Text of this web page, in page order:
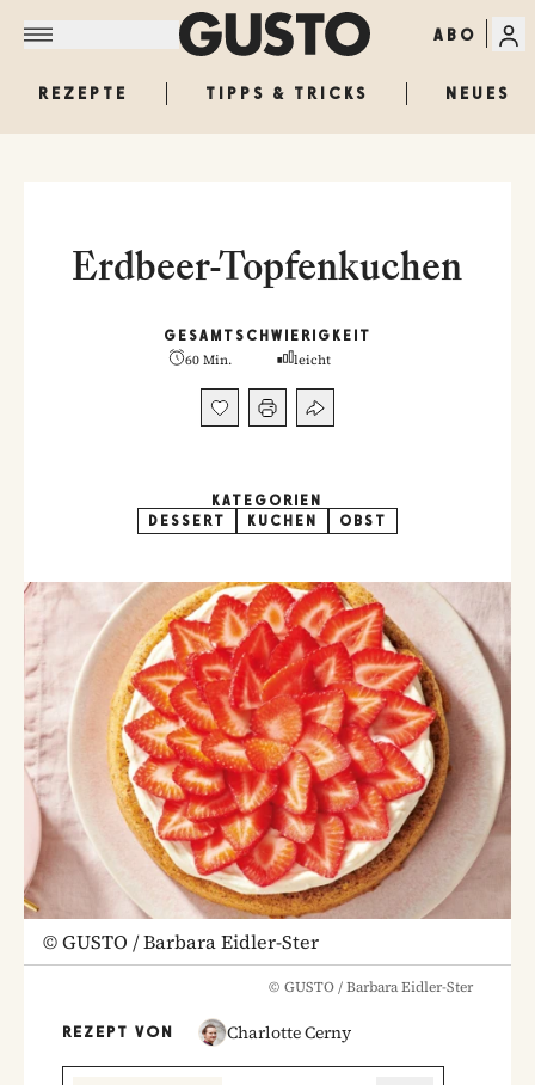
ABO
REZEPTE TIPPS & TRICKS NEUES
Erdbeer-Topfenkuchen
GESAMT
60 Min.
SCHWIERIGKEIT
leicht
KATEGORIEN
DESSERT
KUCHEN OBST
©GUSTO / Barbara Eidler-Ster
© GUSTO / Barbara Eidler-Ster
REZEPT VON Charlotte Cerny